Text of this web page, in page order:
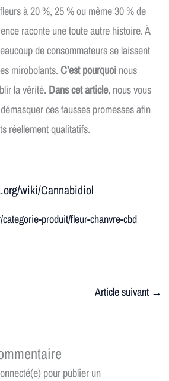
à 20 %, 25 % ou même 30 % de
raconte une toute autre histoire. À
de consommateurs se laissent
mirobolants.C’est pourquoi nous
la vérité. Dans cet article, nous vous
ces fausses promesses afin
réellement qualitatifs.
wiki/Cannabidiol
produit/fleur-chanvre-cbd
Article suivant →
pour publier un